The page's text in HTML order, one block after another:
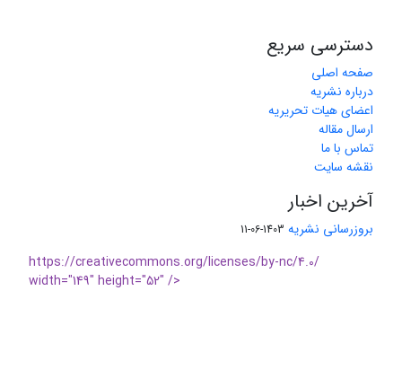
دسترسی سریع
صفحه اصلی
درباره نشریه
اعضای هیات تحریریه
ارسال مقاله
تماس با ما
نقشه سایت
آخرین اخبار
بروزرسانی نشریه 1403-06-11
https://creativecommons.org/licenses/by-nc/4.0/
width="149" height="52" />